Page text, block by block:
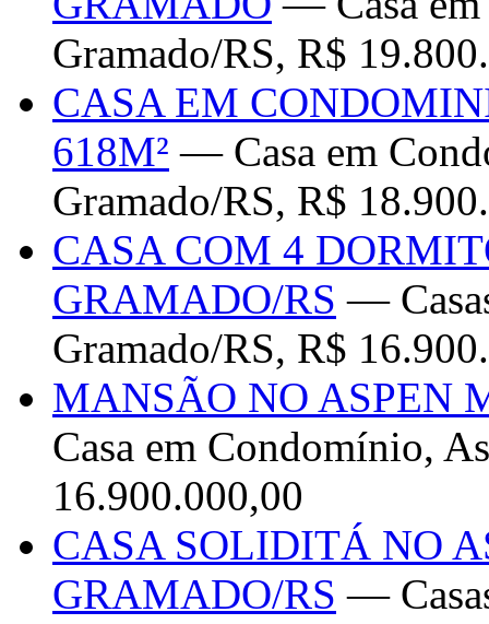
Gramado/RS, R$
CASA EM
618M² — Casa em
Gramado/RS, R$
CASA COM 4
GRAMADO/RS —
Gramado/RS, R$
MANSÃO NO ASPEN
Casa em Condomínio,
16.900.000,00
CASA SOLIDITÁ NO
GRAMADO/RS —